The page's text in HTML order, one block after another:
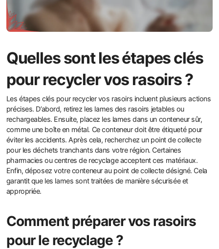
Quelles sont les étapes clés
pour recycler vos rasoirs ?
Les étapes clés pour recycler vos rasoirs incluent plusieurs actions
précises. D’abord, retirez les lames des rasoirs jetables ou
rechargeables. Ensuite, placez les lames dans un conteneur sûr,
comme une boîte en métal. Ce conteneur doit être étiqueté pour
éviter les accidents. Après cela, recherchez un point de collecte
pour les déchets tranchants dans votre région. Certaines
pharmacies ou centres de recyclage acceptent ces matériaux.
Enfin, déposez votre conteneur au point de collecte désigné. Cela
garantit que les lames sont traitées de manière sécurisée et
appropriée.
Comment préparer vos rasoirs
pour le recyclage ?